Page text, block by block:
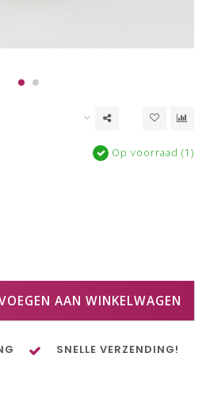
Op voorraad (1)
AAN WINKELWAGEN
SNELLE VERZENDING!